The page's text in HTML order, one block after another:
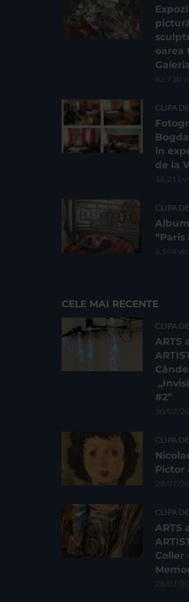
oarea
62.730
CLIPA
în
de la
16.211
CLIPA
“Paris
6.594
CELE MAI RECENTE
CLIPA
ARTS
#2”
30/07/
CLIPA
Pictor
29/07/
CLIPA
ARTS
Coller
28/07/